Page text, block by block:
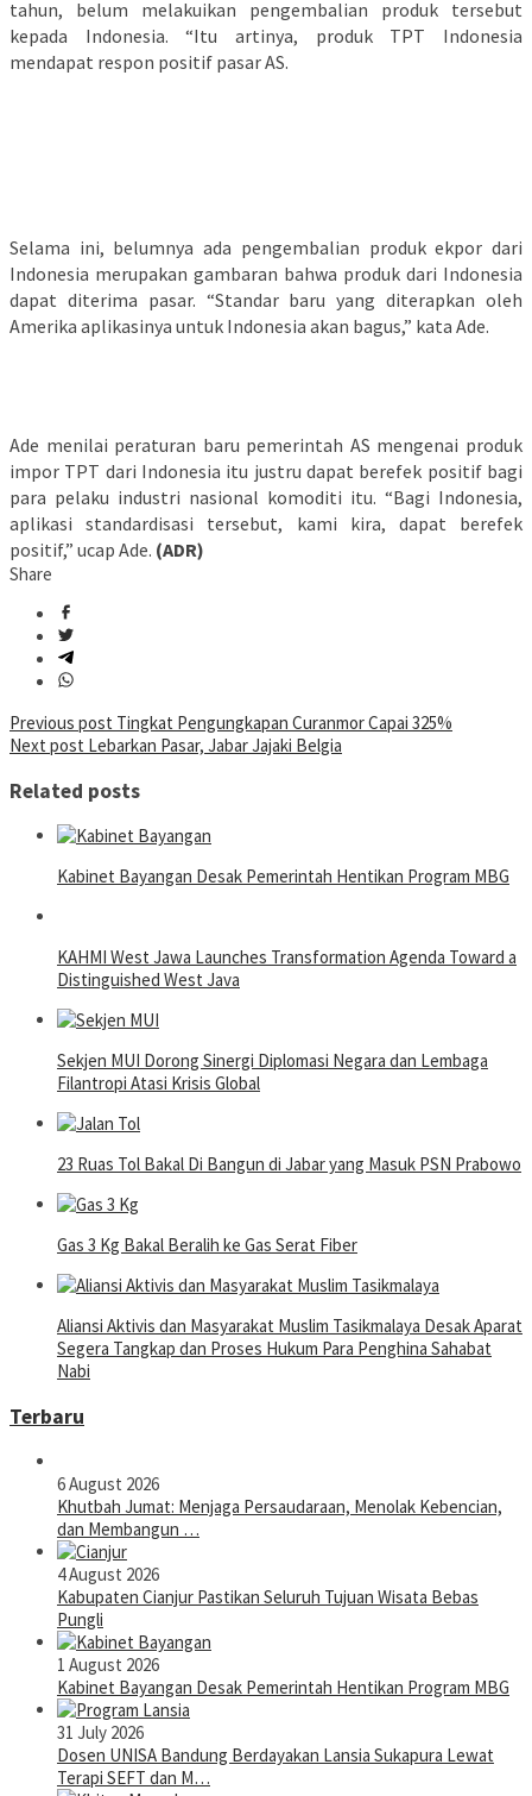
tahun, belum melakuikan pengembalian produk tersebut
kepada Indonesia. “Itu artinya, produk TPT Indonesia
mendapat respon positif pasar AS.
Selama ini, belumnya ada pengembalian produk ekpor dari
Indonesia merupakan gambaran bahwa produk dari Indonesia
dapat diterima pasar. “Standar baru yang diterapkan oleh
Amerika aplikasinya untuk Indonesia akan bagus,” kata Ade.
Ade menilai peraturan baru pemerintah AS mengenai produk
impor TPT dari Indonesia itu justru dapat berefek positif bagi
para pelaku industri nasional komoditi itu. “Bagi Indonesia,
aplikasi standardisasi tersebut, kami kira, dapat berefek
positif,” ucap Ade. (ADR)
Share
Post
navigation
Previous post Tingkat Pengungkapan Curanmor Capai 325%
Next post Lebarkan Pasar, Jabar Jajaki Belgia
Related posts
Kabinet Bayangan Desak Pemerintah Hentikan Program MBG
KAHMI West Jawa Launches Transformation Agenda Toward a
Distinguished West Java
Sekjen MUI Dorong Sinergi Diplomasi Negara dan Lembaga
Filantropi Atasi Krisis Global
23 Ruas Tol Bakal Di Bangun di Jabar yang Masuk PSN Prabowo
Gas 3 Kg Bakal Beralih ke Gas Serat Fiber
Aliansi Aktivis dan Masyarakat Muslim Tasikmalaya Desak Aparat
Segera Tangkap dan Proses Hukum Para Penghina Sahabat
Nabi
Terbaru
6 August 2026
Khutbah Jumat: Menjaga Persaudaraan, Menolak Kebencian,
dan Membangun …
4 August 2026
Kabupaten Cianjur Pastikan Seluruh Tujuan Wisata Bebas
Pungli
1 August 2026
Kabinet Bayangan Desak Pemerintah Hentikan Program MBG
31 July 2026
Dosen UNISA Bandung Berdayakan Lansia Sukapura Lewat
Terapi SEFT dan M…